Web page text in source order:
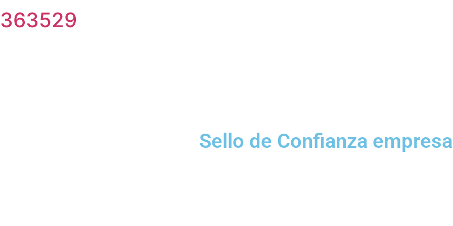
363529
Sello de Confianza